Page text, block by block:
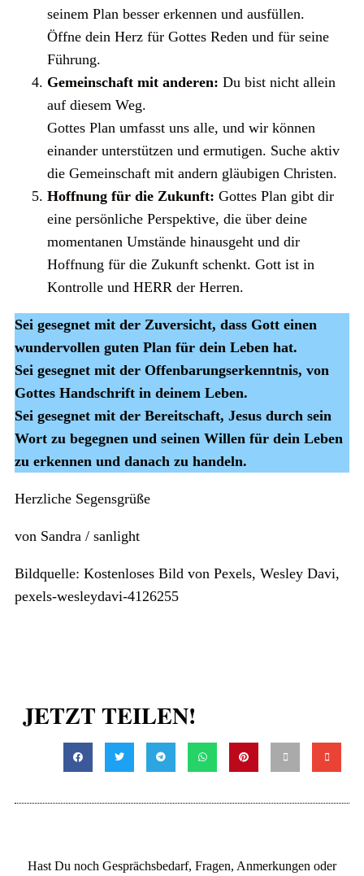
seinem Plan besser erkennen und ausfüllen.
Öffne dein Herz für Gottes Reden und für seine
Führung.
Gemeinschaft mit anderen: Du bist nicht allein
auf diesem Weg.
Gottes Plan umfasst uns alle, und wir können
einander unterstützen und ermutigen. Suche aktiv
die Gemeinschaft mit andern gläubigen Christen.
Hoffnung für die Zukunft: Gottes Plan gibt dir
eine persönliche Perspektive, die über deine
momentanen Umstände hinausgeht und dir
Hoffnung für die Zukunft schenkt. Gott ist in
Kontrolle und HERR der Herren.
Sei gesegnet mit der Zuversicht, dass Gott einen
wundervollen guten Plan für dein Leben hat.
Sei gesegnet mit der Offenbarungserkenntnis, von
Gottes Handschrift in deinem Leben.
Sei gesegnet mit der Bereitschaft, Jesus durch sein
Wort zu begegnen und seinen Willen für dein Leben
zu erkennen und danach zu handeln.
Herzliche Segensgrüße
von Sandra / sanlight
Bildquelle: Kostenloses Bild von Pexels, Wesley Davi,
pexels-wesleydavi-4126255
JETZT TEILEN!
Hast Du noch Gesprächsbedarf, Fragen, Anmerkungen oder